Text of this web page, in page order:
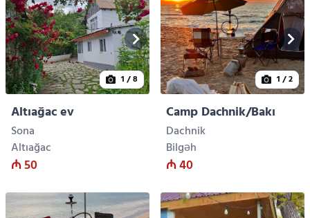
1 / 8
Altıağac ev
Sona
Altıağac
₼ 50
1 / 2
Camp Dachnik/Bakı
Dachnik
Bilgəh
₼ 40